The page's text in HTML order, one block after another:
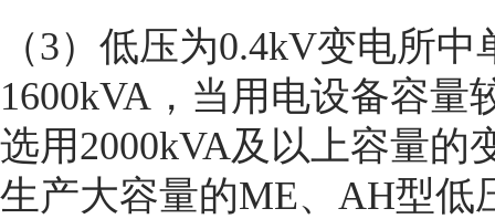
（3）低压为0.4kV变电所
1600kVA，当用电设备容
选用2000kVA及以上容量的
生产大容量的ME、AH型低